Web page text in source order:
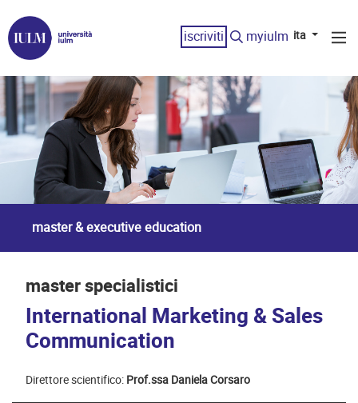
iscriviti myiulm ita
master & executive education
master specialistici
International Marketing & Sales
Communication
Direttore scientifico: Prof.ssa Daniela Corsaro